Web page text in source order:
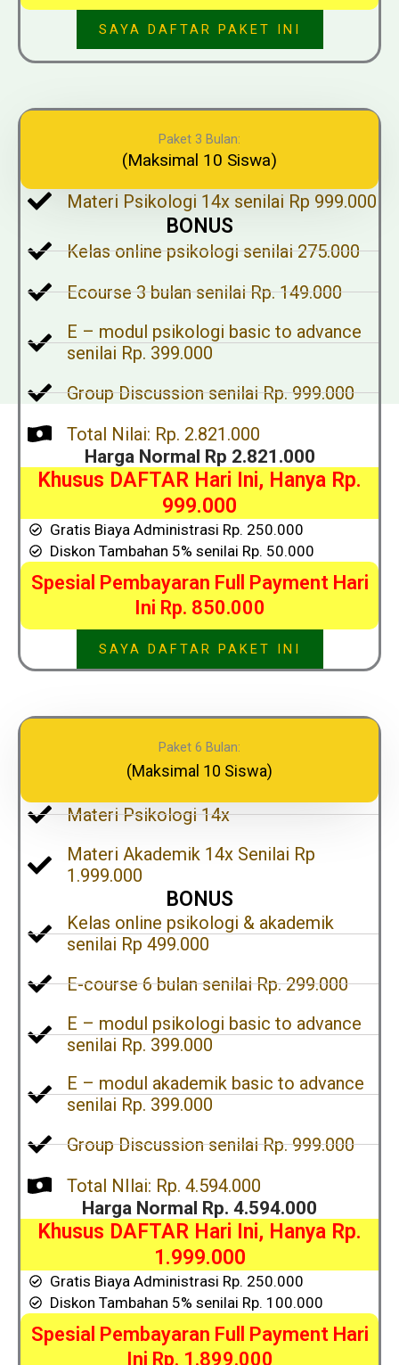
SAYA DAFTAR PAKET INI
Paket 3 Bulan:
(Maksimal 10 Siswa)
Materi Psikologi 14x senilai Rp 999.000
BONUS
Kelas online psikologi senilai 275.000
Ecourse 3 bulan senilai Rp. 149.000
E – modul psikologi basic to advance
senilai Rp. 399.000
Group Discussion senilai Rp. 999.000
Total Nilai: Rp. 2.821.000
Harga Normal Rp 2.821.000
Khusus DAFTAR Hari Ini, Hanya Rp.
999.000
Gratis Biaya Administrasi Rp. 250.000
Diskon Tambahan 5% senilai Rp. 50.000
Spesial Pembayaran Full Payment Hari
Ini Rp. 850.000
SAYA DAFTAR PAKET INI
Paket 6 Bulan:
(Maksimal 10 Siswa)
Materi Psikologi 14x
Materi Akademik 14x Senilai Rp
1.999.000
BONUS
Kelas online psikologi & akademik
senilai Rp 499.000
E-course 6 bulan senilai Rp. 299.000
E – modul psikologi basic to advance
senilai Rp. 399.000
E – modul akademik basic to advance
senilai Rp. 399.000
Group Discussion senilai Rp. 999.000
Total NIlai: Rp. 4.594.000
Harga Normal Rp. 4.594.000
Khusus DAFTAR Hari Ini, Hanya Rp.
1.999.000
Gratis Biaya Administrasi Rp. 250.000
Diskon Tambahan 5% senilai Rp. 100.000
Spesial Pembayaran Full Payment Hari
Ini Rp. 1.899.000